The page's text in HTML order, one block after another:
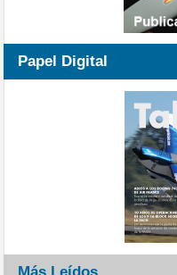
Papel Digital